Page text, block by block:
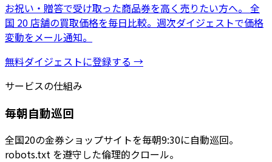
お祝い・贈答で受け取った商品券を高く売りたい方へ。 全
国 20 店舗の買取価格を毎日比較。週次ダイジェストで価格
変動をメール通知。
無料ダイジェストに登録する →
サービスの仕組み
毎朝自動巡回
全国20の金券ショップサイトを毎朝9:30に自動巡回。
robots.txt を遵守した倫理的クロール。